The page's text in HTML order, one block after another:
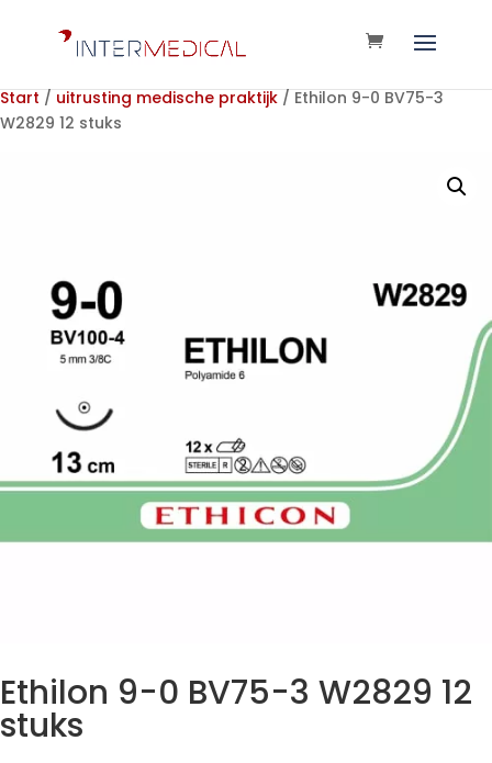
Start / uitrusting medische praktijk / Ethilon 9-0 BV75-3
W2829 12 stuks
Ethilon 9-0 BV75-3 W2829 12
stuks